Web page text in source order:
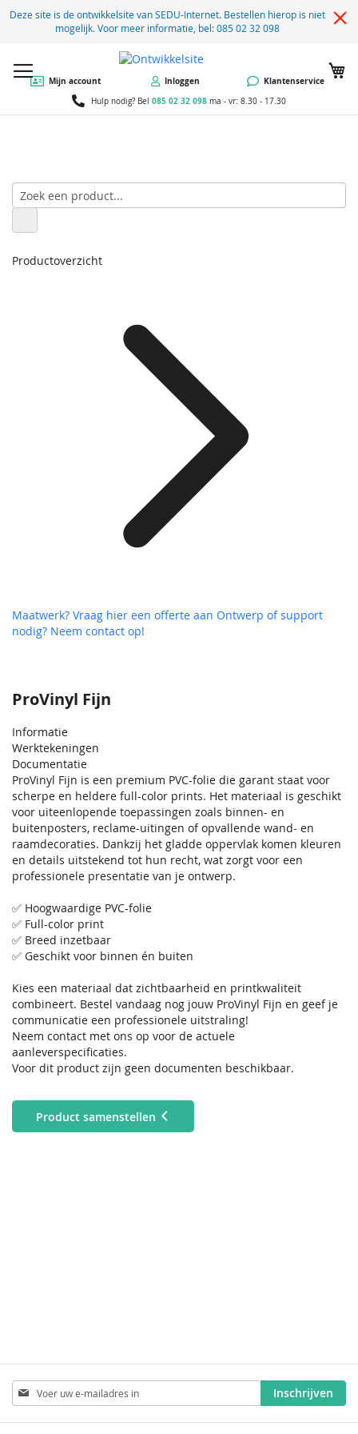
Deze site is de ontwikkelsite van SEDU-Internet. Bestellen hierop is niet
mogelijk. Voor meer informatie, bel: 085 02 32 098
Mijn account Inloggen Klantenservice
Hulp nodig? Bel 085 02 32 098 ma - vr: 8.30 - 17.30
ProVinyl Fijn
Informatie
Werktekeningen
Documentatie
ProVinyl Fijn is een premium PVC-folie die garant staat voor
scherpe en heldere full-color prints. Het materiaal is geschikt
voor uiteenlopende toepassingen zoals binnen- en
buitenposters, reclame-uitingen of opvallende wand- en
raamdecoraties. Dankzij het gladde oppervlak komen kleuren
en details uitstekend tot hun recht, wat zorgt voor een
professionele presentatie van je ontwerp.
✅ Hoogwaardige PVC-folie
✅ Full-color print
✅ Breed inzetbaar
✅ Geschikt voor binnen én buiten
Kies een materiaal dat zichtbaarheid en printkwaliteit
combineert. Bestel vandaag nog jouw ProVinyl Fijn en geef je
communicatie een professionele uitstraling!
Neem contact met ons op voor de actuele
aanleverspecificaties.
Voor dit product zijn geen documenten beschikbaar.
Product samenstellen
Productoverzicht
Maatwerk? Vraag hier een offerte aan Ontwerp of support
nodig? Neem contact op!
Abonneer
u
op
Inschrijven